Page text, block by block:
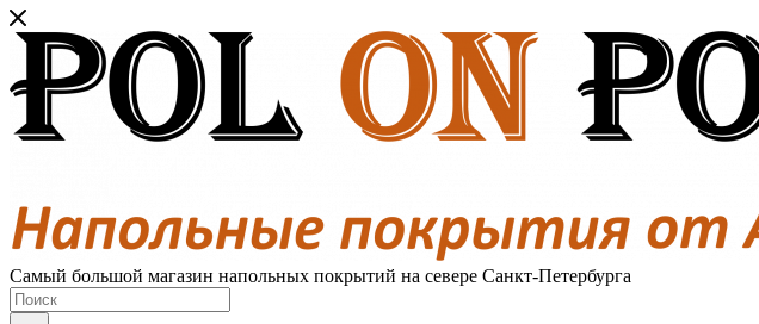
Самый большой магазин напольных покрытий на севере Санкт-Петербурга